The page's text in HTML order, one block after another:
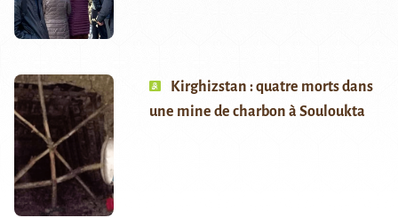
Kirghizstan : quatre morts dans
une mine de charbon à Souloukta